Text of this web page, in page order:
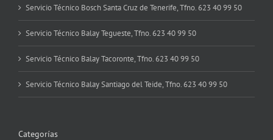
Servicio Técnico Bosch Santa Cruz de Tenerife, Tfno. 623 40 99 50
Servicio Técnico Balay Tegueste, Tfno. 623 40 99 50
Servicio Técnico Balay Tacoronte, Tfno. 623 40 99 50
Servicio Técnico Balay Santiago del Teide, Tfno. 623 40 99 50
Categorías